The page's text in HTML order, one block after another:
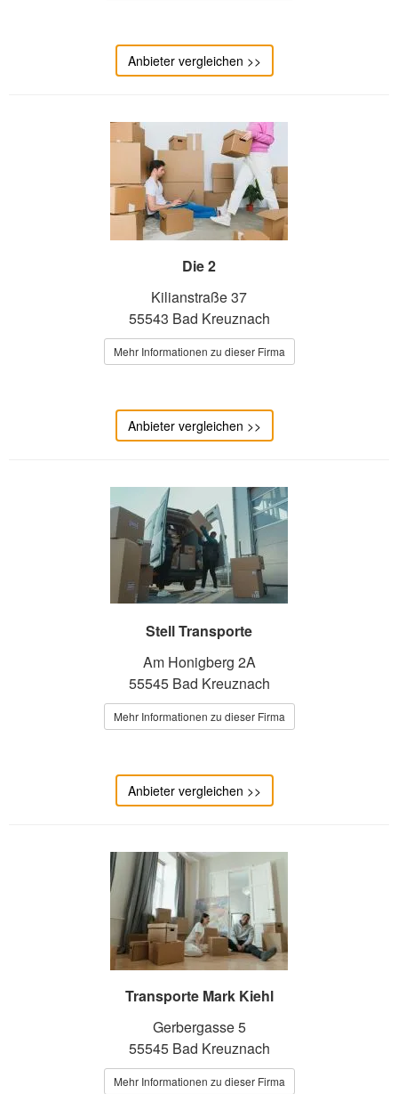
Anbieter vergleichen >>
Die 2
Kilianstraße 37
55543 Bad Kreuznach
Mehr Informationen zu dieser Firma
Anbieter vergleichen >>
Stell Transporte
Am Honigberg 2A
55545 Bad Kreuznach
Mehr Informationen zu dieser Firma
Anbieter vergleichen >>
Transporte Mark Kiehl
Gerbergasse 5
55545 Bad Kreuznach
Mehr Informationen zu dieser Firma